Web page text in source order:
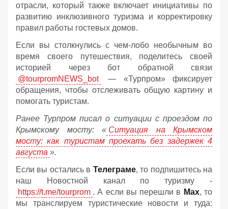
отрасли, который также включает инициативы по
развитию инклюзивного туризма и корректировку
правил работы гостевых домов.
Если вы столкнулись с чем-лобо необычным во
время своего путешествия, поделитесь своей
историей через бот обратной связи
@tourpromNEWS_bot
— «Турпром» фиксирует
обращения, чтобы отслеживать общую картину и
помогать туристам.
Ранее Турпром писал о ситуации с проездом по
Крымскому мосту: « Ситуация на Крымском
мосту: как туристам проехать без задержек 4
августа ».
Если вы остались в Телеграме, то подпишитесь на
наш Новостной канал по туризму -
https://t.me/tourprom . А если вы перешли в Мах, то
мы транслируем туристические новости и туда: